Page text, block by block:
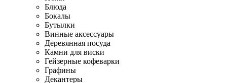
Блюда
Бокалы
Бутылки
Винные аксессуары
Деревянная посуда
Камни для виски
Гейзерные кофеварки
Графины
Декантеры